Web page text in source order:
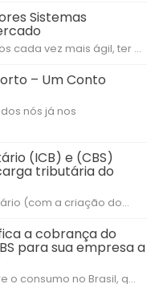
Sistemas
cada vez mais ágil, ter ...
– Um Conto
nós já nos
(ICB) e (CBS)
tributária do
(com a criação do...
a cobrança do
para sua empresa a
o consumo no Brasil, q...